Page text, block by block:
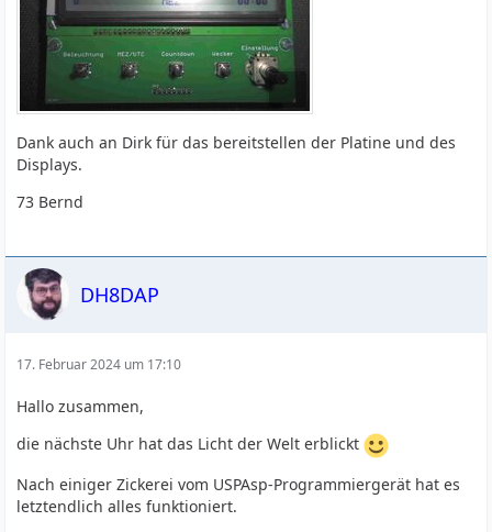
Dank auch an Dirk für das bereitstellen der Platine und des
Displays.
73 Bernd
DH8DAP
17. Februar 2024 um 17:10
Hallo zusammen,
die nächste Uhr hat das Licht der Welt erblickt
Nach einiger Zickerei vom USPAsp-Programmiergerät hat es
letztendlich alles funktioniert.